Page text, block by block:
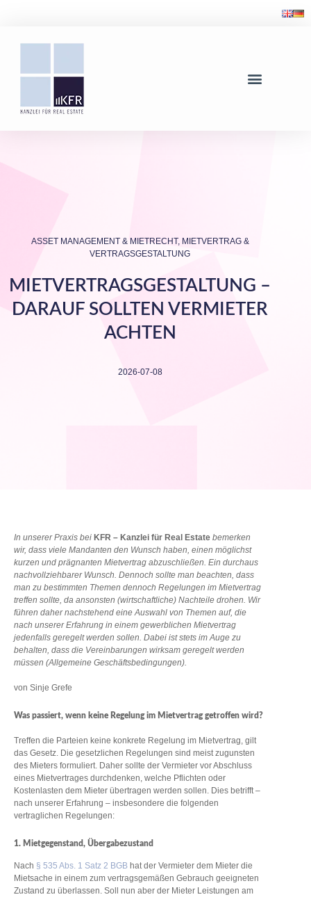
ASSET MANAGEMENT & MIETRECHT, MIETVERTRAG &
VERTRAGSGESTALTUNG
MIETVERTRAGSGESTALTUNG –
DARAUF SOLLTEN VERMIETER
ACHTEN
2026-07-08
In unserer Praxis bei KFR – Kanzlei für Real Estate bemerken
wir, dass viele Mandanten den Wunsch haben, einen möglichst
kurzen und prägnanten Mietvertrag abzuschließen. Ein durchaus
nachvollziehbarer Wunsch. Dennoch sollte man beachten, dass
man zu bestimmten Themen dennoch Regelungen im Mietvertrag
treffen sollte, da ansonsten (wirtschaftliche) Nachteile drohen. Wir
führen daher nachstehend eine Auswahl von Themen auf, die
nach unserer Erfahrung in einem gewerblichen Mietvertrag
jedenfalls geregelt werden sollen. Dabei ist stets im Auge zu
behalten, dass die Vereinbarungen wirksam geregelt werden
müssen (Allgemeine Geschäftsbedingungen).
von Sinje Grefe
Was passiert, wenn keine Regelung im Mietvertrag getroffen wird?
Treffen die Parteien keine konkrete Regelung im Mietvertrag, gilt
das Gesetz. Die gesetzlichen Regelungen sind meist zugunsten
des Mieters formuliert. Daher sollte der Vermieter vor Abschluss
eines Mietvertrages durchdenken, welche Pflichten oder
Kostenlasten dem Mieter übertragen werden sollen. Dies betrifft –
nach unserer Erfahrung – insbesondere die folgenden
vertraglichen Regelungen:
1. Mietgegenstand, Übergabezustand
Nach § 535 Abs. 1 Satz 2 BGB hat der Vermieter dem Mieter die
Mietsache in einem zum vertragsgemäßen Gebrauch geeigneten
Zustand zu überlassen. Soll nun aber der Mieter Leistungen am